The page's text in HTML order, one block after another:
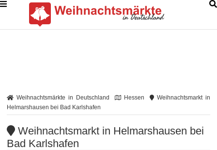
Weihnachtsmärkte in Deutschland Hessen
Weihnachtsmarkt in
Helmarshausen bei Bad Karlshafen
Weihnachtsmarkt in Helmarshausen bei
Bad Karlshafen